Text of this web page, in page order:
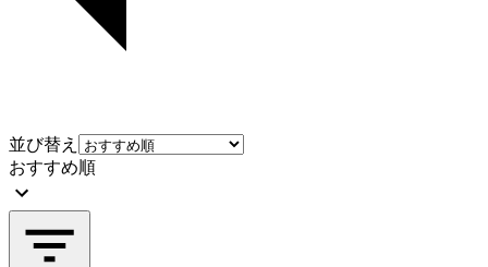
並び替え
おすすめ順